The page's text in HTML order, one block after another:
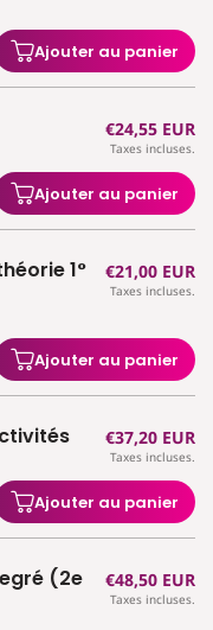
Ajouter au panier
Prix
habituel
€24,55 EUR
Taxes incluses.
Ajouter au panier
1°
Prix
habituel
€21,00 EUR
Taxes incluses.
Ajouter au panier
Prix
habituel
€37,20 EUR
Taxes incluses.
Ajouter au panier
(2e
Prix
habituel
€48,50 EUR
Taxes incluses.